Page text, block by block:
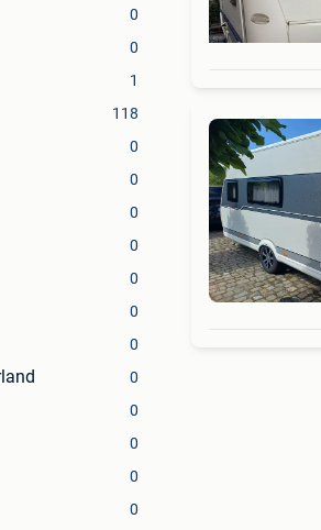
0
0
1
118
0
0
0
0
0
0
0
0
0
0
0
0